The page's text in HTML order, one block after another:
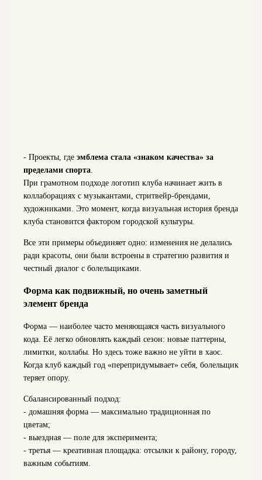
- Проекты, где эмблема стала «знаком качества» за
пределами спорта.
При грамотном подходе логотип клуба начинает жить в
коллаборациях с музыкантами, стритвейр-брендами,
художниками. Это момент, когда визуальная история бренда
клуба становится фактором городской культуры.
Все эти примеры объединяет одно: изменения не делались
ради красоты, они были встроены в стратегию развития и
честный диалог с болельщиками.
Форма как подвижный, но очень заметный
элемент бренда
Форма — наиболее часто меняющаяся часть визуального
кода. Её легко обновлять каждый сезон: новые паттерны,
лимитки, коллабы. Но здесь тоже важно не уйти в хаос.
Когда клуб каждый год «перепридумывает» себя, болельщик
теряет опору.
Сбалансированный подход:
- домашняя форма — максимально традиционная по
цветам;
- выездная — поле для эксперимента;
- третья — креативная площадка: отсылки к району, городу,
важным событиям.